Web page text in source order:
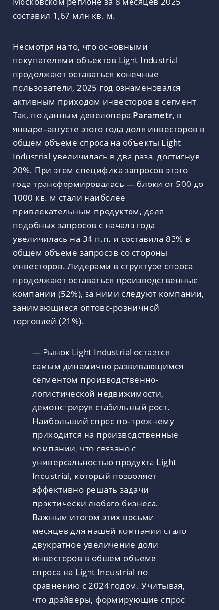
составил 1,67 млн кв. м.
Несмотря на то, что основными
покупателями объектов Light Industrial
продолжают оставаться конечные
пользователи, 2025 год ознаменовался
активным приходом инвесторов в сегмент.
Так, по данным девелопера Parametr, в
январе–августе этого года доля инвесторов в
общем объеме спроса на объекты Light
Industrial увеличилась в два раза, достигнув
20%. При этом специфика запросов этого
года трансформировалась — блоки от 500 до
1000 кв. м стали наиболее
привлекательным продуктом, доля
подобных запросов с начала года
увеличилась на 34 п.п. и составила 83% в
общем объеме запросов со стороны
инвесторов. Лидерами в структуре спроса
продолжают оставаться производственные
компании (52%), за ними следуют компании,
занимающиеся оптово-розничной
торговлей (21%).
— Рынок Light Industrial остается
самым динамично развивающимся
сегментом производственно-
логистической недвижимости,
демонстрируя стабильный рост.
Наибольший спрос по-прежнему
приходится на производственные
компании, что связано с
универсальностью продукта Light
Industrial, который позволяет
эффективно решать задачи
практически любого бизнеса.
Важным итогом этих восьми
месяцев для нашей компании стало
двукратное увеличение доли
инвесторов в общем объеме
спроса на Light Industrial по
сравнению с 2024 годом. Учитывая,
что драйверы, формирующие спрос